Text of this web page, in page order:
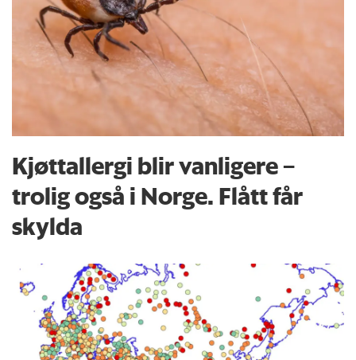
Kjøttallergi blir vanligere –
trolig også i Norge. Flått får
skylda